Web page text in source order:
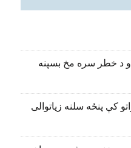
د خطر سره مخ بسپنه
کې پنځه سلنه زیاتوالی